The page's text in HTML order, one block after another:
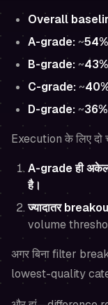
Overall
A-grade:~54%
B-grade:~43%
C-grade:~
D-grade:~36%
Execution के लिए दो
A-grade ही
है।
ज्यादातर
volume
अगर बिना filter
lowest-quality